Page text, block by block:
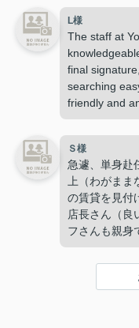
L様
The staff at
final
searching
friendly and
question or
suggest this
apartment
Ｓ様
急遽、単身赴
上（わがま
の賃貸を見付
店長さん（良
フさんも親身
て、教えて
手への思いや
良いお店っ